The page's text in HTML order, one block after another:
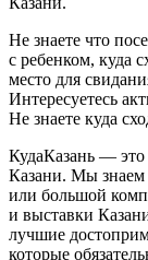
Не знаете что
с ребенком, куда
место для
Интересуетесь
Не знаете куда
КудаКазань —
Казани. Мы знаем
или большой
и выставки
лучшие
которые